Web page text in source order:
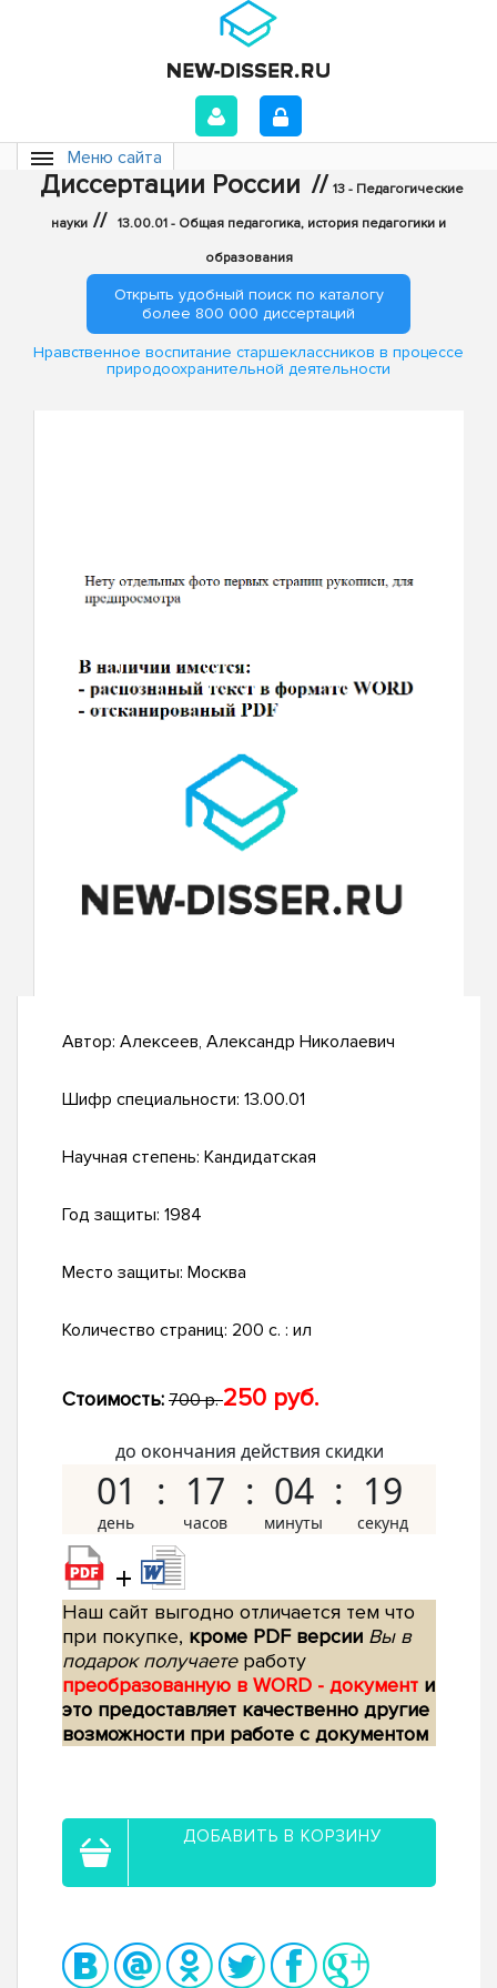
Меню сайта
Диссертации России // 13 - Педагогические
науки // 13.00.01 - Общая педагогика, история педагогики и
образования
Открыть удобный поиск по каталогу
более 800 000 диссертаций
Нравственное воспитание старшеклассников в процессе
природоохранительной деятельности
Автор: Алексеев, Александр Николаевич
Шифр специальности: 13.00.01
Научная степень: Кандидатская
Год защиты: 1984
Место защиты: Москва
Количество страниц: 200 c. : ил
Стоимость: 700 р.250 руб.
до окончания действия скидки
01 17 04 18
+
Наш сайт выгодно отличается тем что
при покупке, кроме PDF версии Вы в
подарок получаетеработу
преобразованную в WORD - документ и
это предоставляет качественно другие
возможности при работе с документом
ДОБАВИТЬ В КОРЗИНУ